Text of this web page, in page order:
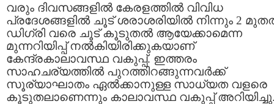
വരും ദിവസങ്ങളില്‍ കേരളത്തില്‍ വിവിധ
പ്രദേശങ്ങളില്‍ ചൂട് ശരാശരിയില്‍ നിന്നും 2
ഡിഗ്രി വരെ ചൂട് കൂടുതല്‍ ആയേക്കാമെന്ന
മുന്നറിയിപ്പ് നല്‍കിയിരിക്കുകയാണ്
കേന്ദ്രകാലാവസ്ഥ വകുപ്പ്. ഇത്തരം
സാഹചര്യത്തില്‍ പുറത്തിറങ്ങുന്നവര്‍ക്ക്
സൂര്യാഘാതം ഏല്‍ക്കാനുള്ള സാധ്യത വളരെ
കൂടുതലാണെന്നും കാലാവസ്ഥ വകുപ്പ്